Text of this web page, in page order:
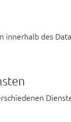
innerhalb des